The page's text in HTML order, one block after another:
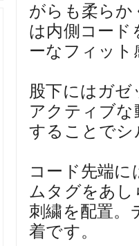
がらも柔ら
は内側コー
ーなフィッ
股下にはガ
アクティブ
することで
コード先端に
ムタグをあ
刺繍を配置
着です。